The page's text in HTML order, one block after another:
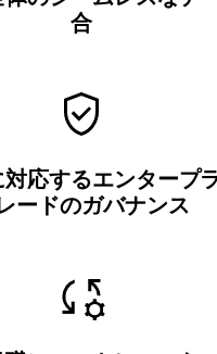
合
応するエンタープ
ードのガバナンス